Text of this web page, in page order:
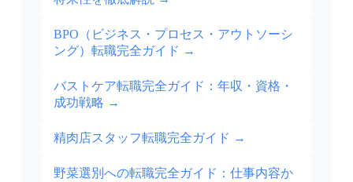
BPO（ビジネス・プロセス・アウトソーシ
ング）転職完全ガイド →
バストケア転職完全ガイド：年収・資格・
成功戦略 →
精肉店スタッフ転職完全ガイド →
野菜選別への転職完全ガイド：仕事内容か